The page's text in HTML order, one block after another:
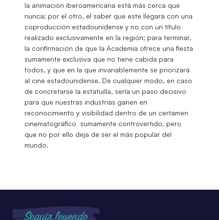
la animación iberoamericana está más cerca que
nunca; por el otro, el saber que este llegará con una
coproducción estadounidense y no con un título
realizado exclusivamente en la región; para terminar,
la confirmación de que la Academia ofrece una fiesta
sumamente exclusiva que no tiene cabida para
todos, y que en la que invariablemente se priorizará
al cine estadounidense. De cualquier modo, en caso
de concretarse la estatuilla, sería un paso decisivo
para que nuestras industrias ganen en
reconocimiento y visibilidad dentro de un certamen
cinematográfico sumamente controvertido, pero
que no por ello deja de ser el más popular del
mundo.